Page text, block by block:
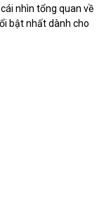
nhìn tổng quan về
bật nhất dành cho